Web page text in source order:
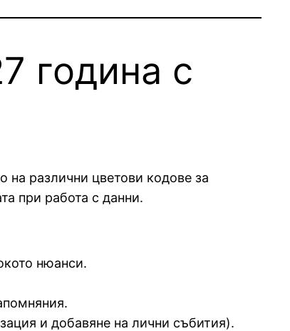
година с
на различни цветови кодове за
при работа с данни.
нюанси.
и добавяне на лични събития).